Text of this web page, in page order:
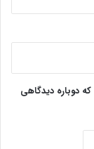
دوباره دیدگاهی